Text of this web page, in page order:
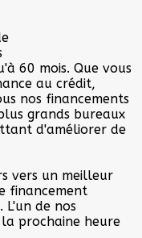
60 mois. Que vous
au crédit,
nos financements
grands bureaux
d'améliorer de
vers un meilleur
financement
L'un de nos
prochaine heure